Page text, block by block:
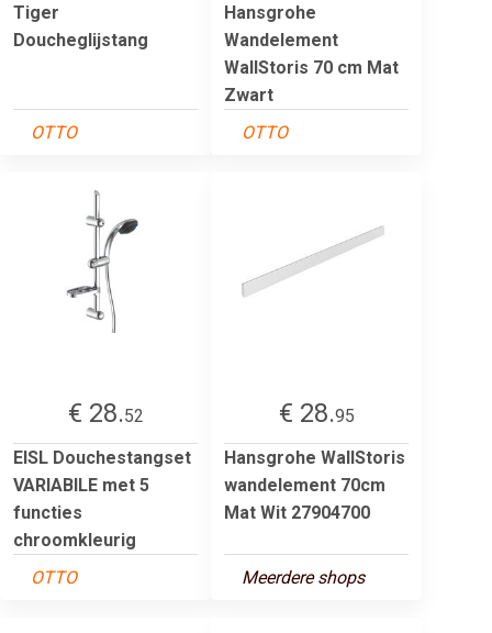
Tiger
Doucheglijstang
OTTO
Hansgrohe
Wandelement
WallStoris 70 cm Mat
Zwart
OTTO
€ 28.52
EISL Douchestangset
VARIABILE met 5
functies
chroomkleurig
OTTO
€ 28.95
Hansgrohe WallStoris
wandelement 70cm
Mat Wit 27904700
Meerdere shops